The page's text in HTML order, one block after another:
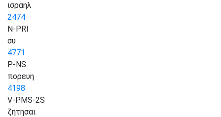
ισραηλ
2474
N-PRI
συ
4771
P-NS
πορευη
4198
V-PMS-2S
ζητησαι